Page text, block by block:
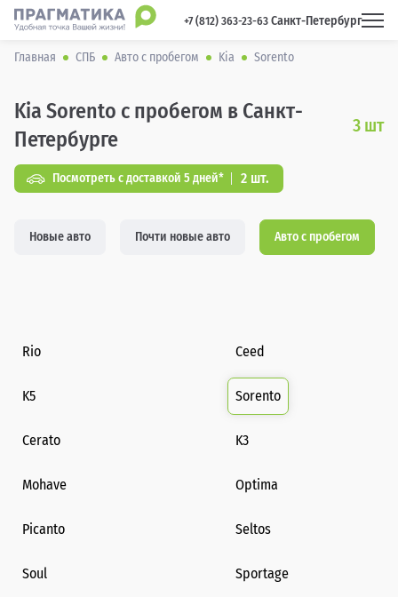
+7 (812) 363-23-63 Санкт-Петербург
Главная СПБ Авто с пробегом Kia Sorento
Kia Sorento с пробегом в Санкт-
Петербурге
3 шт
Посмотреть с доставкой 5 дней* 2 шт.
Новые авто Почти новые авто Авто с пробегом
Rio Ceed
K5 Sorento
Cerato K3
Mohave Optima
Picanto Seltos
Soul Sportage